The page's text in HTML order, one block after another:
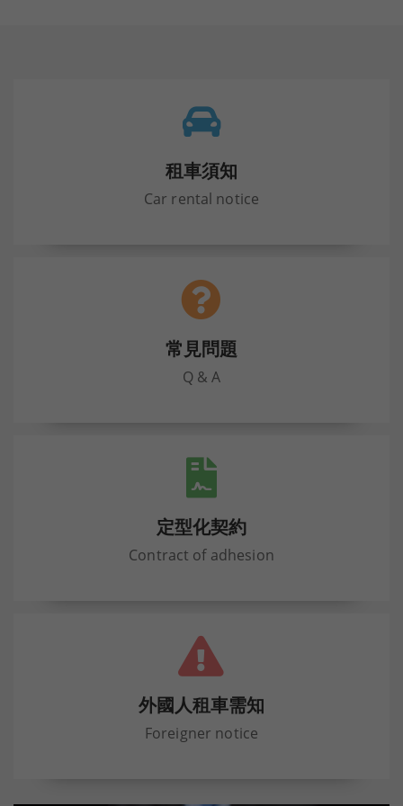
租車須知
Car rental notice
常見問題
Q & A
定型化契約
Contract of adhesion
外國人租車需知
Foreigner notice